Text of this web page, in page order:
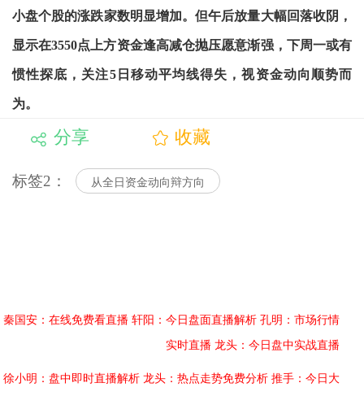
小盘个股的涨跌家数明显增加。但午后放量大幅回落收阴，
显示在3550点上方资金逢高减仓抛压愿意渐强，下周一或有
惯性探底，关注5日移动平均线得失，视资金动向顺势而
为。
分享 收藏
标签2： 从全日资金动向辩方向
秦国安：在线免费看直播 轩阳：今日盘面直播解析 孔明：市场行情
实时直播 龙头：今日盘中实战直播
徐小明：盘中即时直播解析 龙头：热点走势免费分析 推手：今日大